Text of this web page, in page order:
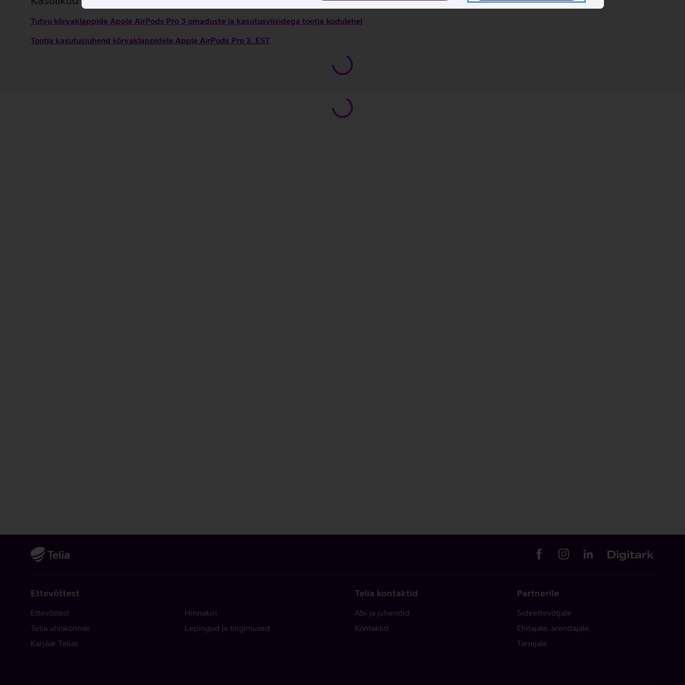
Tutvu kõrvaklappide Apple AirPods Pro 3 omaduste ja kasutusviisidega tootja kodulehel
Tootja kasutusjuhend kõrvaklappidele Apple AirPods Pro 3_EST
Ettevõttest
Ettevõttest
Telia ühiskonnas
Karjäär Telias
Hinnakiri
Lepingud ja tingimused
Telia kontaktid
Abi ja juhendid
Kontaktid
Partnerile
Sideettevõtjale
Ehitajale, arendajale
Tarnijale